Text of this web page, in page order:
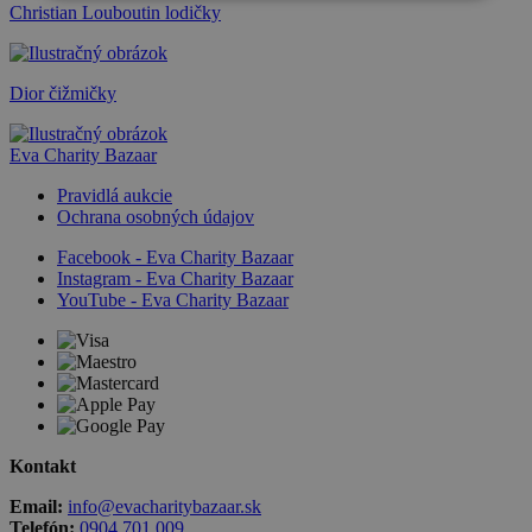
Christian Louboutin lodičky
Dior čižmičky
Eva Charity Bazaar
Pravidlá aukcie
Ochrana osobných údajov
Facebook - Eva Charity Bazaar
Instagram - Eva Charity Bazaar
YouTube - Eva Charity Bazaar
Kontakt
Email: info@evacharitybazaar.sk